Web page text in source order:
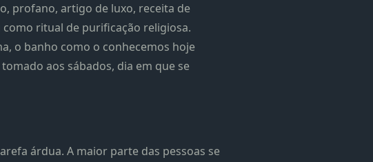
profano, artigo de luxo, receita de
ritual de purificação religiosa.
o banho como o conhecemos hoje
aos sábados, dia em que se
árdua. A maior parte das pessoas se